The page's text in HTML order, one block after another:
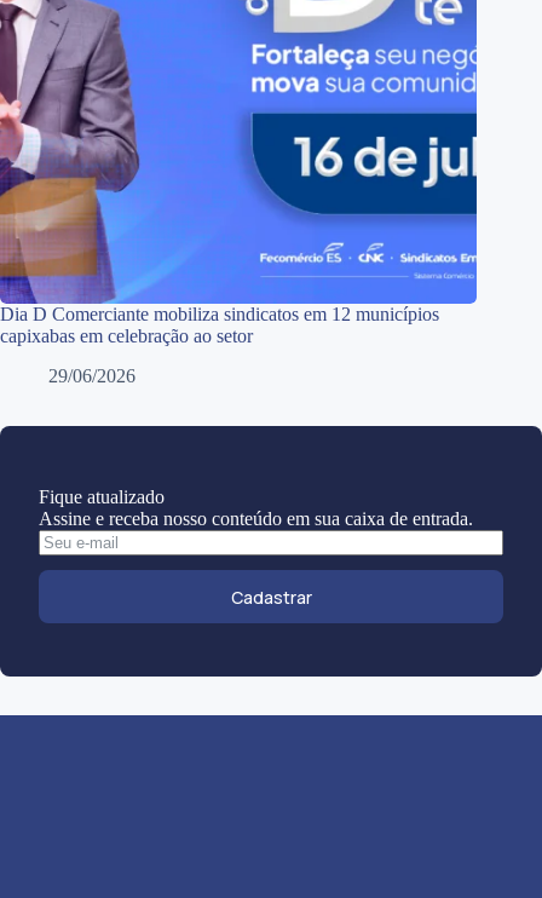
Dia D Comerciante mobiliza sindicatos em 12 municípios
capixabas em celebração ao setor
29/06/2026
Fique atualizado
Assine e receba nosso conteúdo em sua caixa de entrada.
Cadastrar